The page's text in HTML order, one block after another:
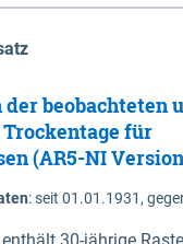
der beobachteten
für
(AR5-NI
:seit 01.01.1931,